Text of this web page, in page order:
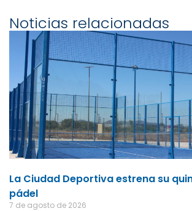
Noticias relacionadas
La Ciudad Deportiva estrena su
pádel
7 de agosto de 2026